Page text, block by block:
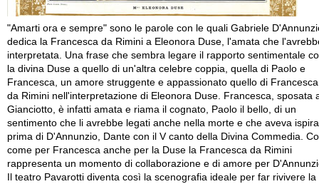
"Amarti ora e sempre" sono le parole con le quali Gabriele
dedica la Francesca da Rimini a Eleonora Duse, l'amata che
interpretata. Una frase che sembra legare il rapporto sentimentale
la divina Duse a quello di un'altra celebre coppia, quella di Paolo e
Francesca, un amore struggente e appassionato quello di Francesca
da Rimini nell'interpretazione di Eleonora Duse. Francesca, sposata
Gianciotto, è infatti amata e riama il cognato, Paolo il bello, di un
sentimento che li avrebbe legati anche nella morte e che aveva
prima di D'Annunzio, Dante con il V canto della Divina Commedia.
come per Francesca anche per la Duse la Francesca da Rimini
rappresenta un momento di collaborazione e di amore per
Il teatro Pavarotti diventa così la scenografia ideale per far rivivere la